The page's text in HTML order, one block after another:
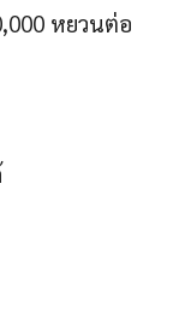
หยวนต่อ